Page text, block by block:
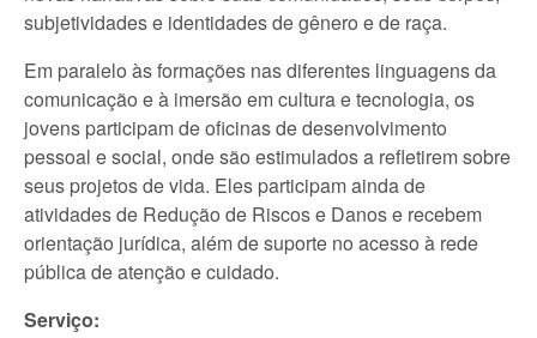
subjetividades e identidades de gênero e de raça.
Em paralelo às formações nas diferentes linguagens da
comunicação e à imersão em cultura e tecnologia, os
jovens participam de oficinas de desenvolvimento
pessoal e social, onde são estimulados a refletirem sobre
seus projetos de vida. Eles participam ainda de
atividades de Redução de Riscos e Danos e recebem
orientação jurídica, além de suporte no acesso à rede
pública de atenção e cuidado.
Serviço: